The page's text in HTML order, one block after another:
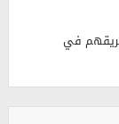
في